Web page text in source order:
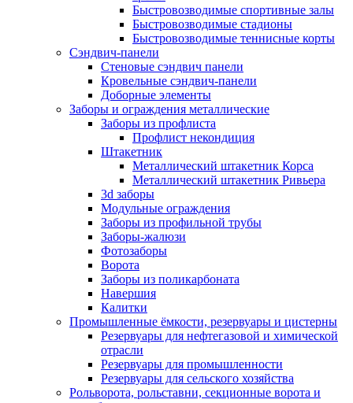
Быстровозводимые спортивные залы
Быстровозводимые стадионы
Быстровозводимые теннисные корты
Сэндвич-панели
Стеновые сэндвич панели
Кровельные сэндвич-панели
Доборные элементы
Заборы и ограждения металлические
Заборы из профлиста
Профлист некондиция
Штакетник
Металлический штакетник Корса
Металлический штакетник Ривьера
3d заборы
Модульные ограждения
Заборы из профильной трубы
Заборы-жалюзи
Фотозаборы
Ворота
Заборы из поликарбоната
Навершия
Калитки
Промышленные ёмкости, резервуары и цистерны
Резервуары для нефтегазовой и химической
отрасли
Резервуары для промышленности
Резервуары для сельского хозяйства
Рольворота, рольставни, секционные ворота и